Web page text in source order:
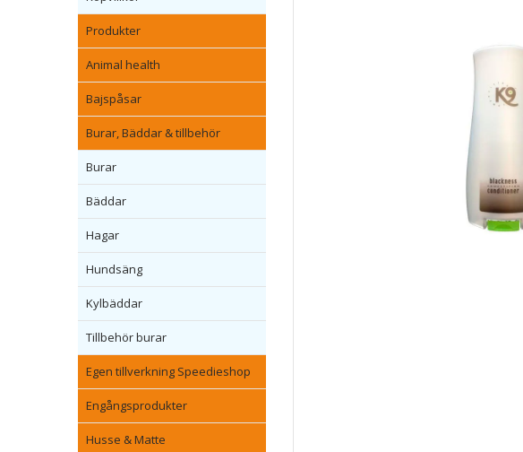
Produkter
Animal health
Bajspåsar
Burar, Bäddar & tillbehör
Burar
Bäddar
Hagar
Hundsäng
Kylbäddar
Tillbehör burar
Egen tillverkning Speedieshop
Engångsprodukter
Husse & Matte